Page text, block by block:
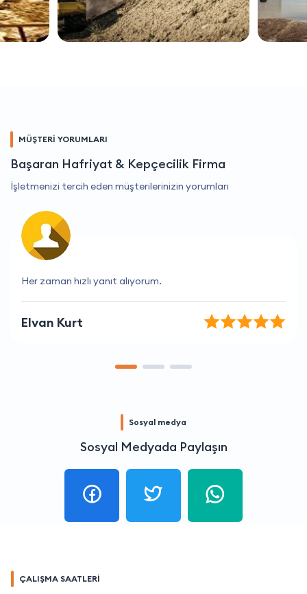
MÜŞTERİ YORUMLARI
Başaran Hafriyat & Kepçecilik Firma
İşletmenizi tercih eden müşterilerinizin yorumları
Kesinlikle tavsiye ediyorum, hizmetleri mükemmel.
Ferit Akgül
Sosyal medya
Sosyal Medyada Paylaşın
ÇALIŞMA SAATLERİ